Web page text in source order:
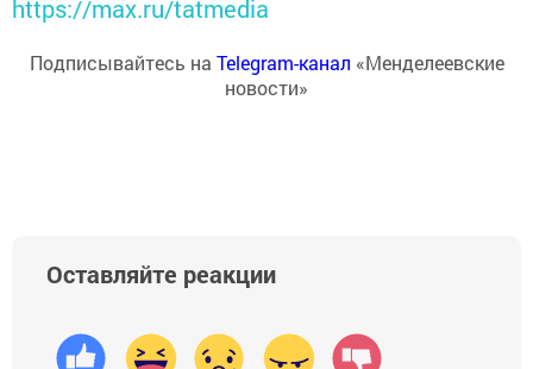
https://max.ru/tatmedia
Подписывайтесь на Telegram-канал «Менделеевские
новости»
Оставляйте реакции